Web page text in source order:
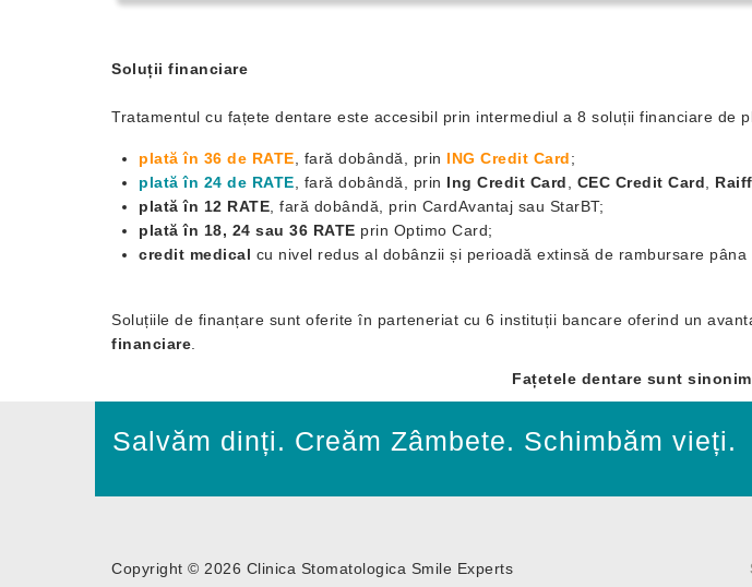
Soluții financiare
Tratamentul cu fațete dentare este accesibil prin intermediul a 8 soluții financiare de
plată în 36 de RATE , fară dobândă, prin ING Credit Card;
plată în 24 de RATE , fară dobândă, prin Ing Credit Card CEC Credit Card
plată în 12 RATE , fară dobândă, prin CardAvantaj sau StarBT;
plată în 18, 24 sau 36 RATE prin Optimo Card;
credit medical cu nivel redus al dobânzii și perioadă extinsă de rambursare pâna
Soluțiile de finanțare sunt oferite în parteneriat cu 6 instituții bancare oferind un
financiare
Fațetele dentare sunt
Salvăm dinți. Creăm Zâmbete. Schimbăm vieți.
Copyright © 2026 Clinica Stomatologica Smile Experts